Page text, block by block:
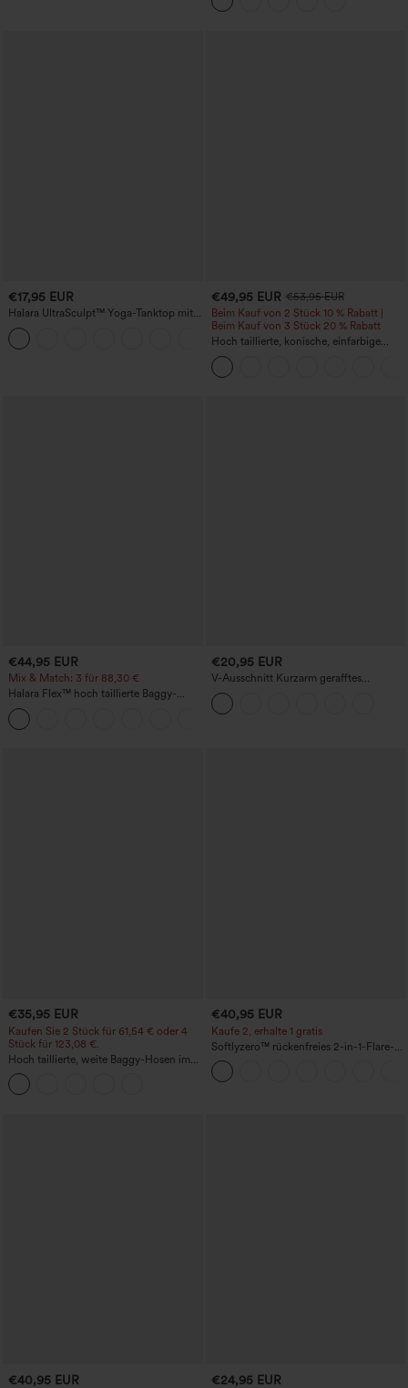
€17,95 EUR
Halara UltraSculpt™ Yoga-Tanktop mit
doppelten Trägern und gedrehtem
Rückendesign
+11
€49,95 EUR €53,95 EUR
Beim Kauf von 2 Stück 10 % Rabatt |
Beim Kauf von 3 Stück 20 % Rabatt
Hoch taillierte, konische, einfarbige
Anzughose mit Seitentaschen
€44,95 EUR
Mix & Match: 3 für 88,30 €
Halara Flex™ hoch taillierte Baggy-
Jeans mit Taschen, weitem Bein,
stonewashed, lässig
€20,95 EUR
V-Ausschnitt Kurzarm gerafftes
schlichtes Freizeit-T-Shirt
€35,95 EUR
Kaufen Sie 2 Stück für 61,54 € oder 4
Stück für 123,08 €.
Hoch taillierte, weite Baggy-Hosen im
Casual-Stil mit Taschen
€40,95 EUR
Kaufe 2, erhalte 1 gratis
Softlyzero™ rückenfreies 2-in-1-Flare-
Trainingskleid – Wannabe – Easy Peezy
€40,95 EUR €24,95 EUR